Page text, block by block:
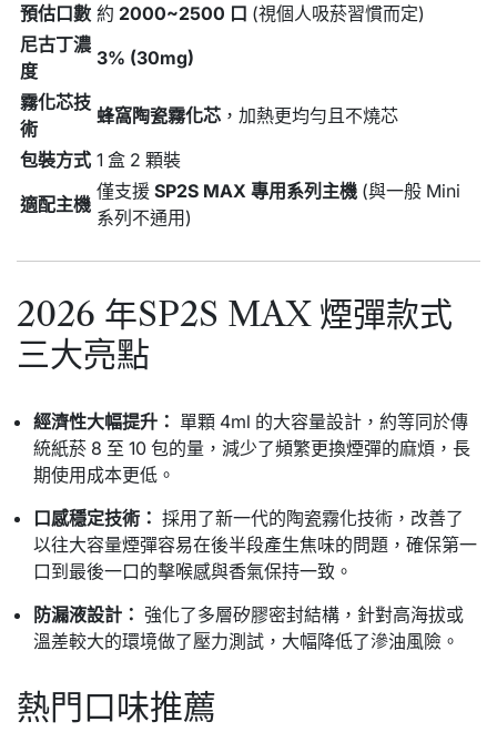
預估口數 約 2000~2500 口 (視個人吸菸習慣而定)
尼古丁濃
度
3% (30mg)
霧化芯技
術
蜂窩陶瓷霧化芯 ，加熱更均勻且不燒芯
包裝方式 1 盒 2 顆裝
適配主機
僅支援 SP2S MAX 專用系列主機 (與一般 Mini
系列不通用)
2026 年SP2S MAX 煙彈款式
三大亮點
經濟性大幅提升： 單顆 4ml 的大容量設計，約等同於傳
統紙菸 8 至 10 包的量，減少了頻繁更換煙彈的麻煩，長
期使用成本更低。
口感穩定技術： 採用了新一代的陶瓷霧化技術，改善了
以往大容量煙彈容易在後半段產生焦味的問題，確保第一
口到最後一口的擊喉感與香氣保持一致。
防漏液設計： 強化了多層矽膠密封結構，針對高海拔或
溫差較大的環境做了壓力測試，大幅降低了滲油風險。
熱門口味推薦